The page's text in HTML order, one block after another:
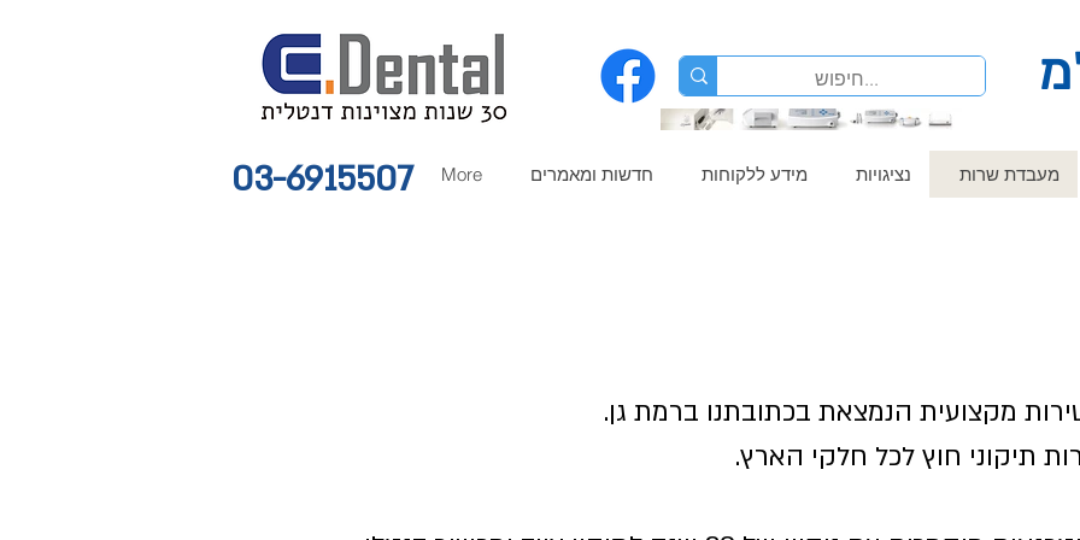
03-6915507 מעבדת שרות נציגויות מידע ללקוחות חדשות ומאמרים More
מקצועית הנמצאת בכתובתנו ברמת גן.
תיקוני חוץ לכל חלקי הארץ.